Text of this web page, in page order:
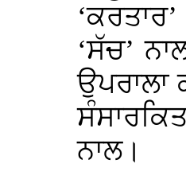
‘ਸੱਚ’
ਨਾਲ।